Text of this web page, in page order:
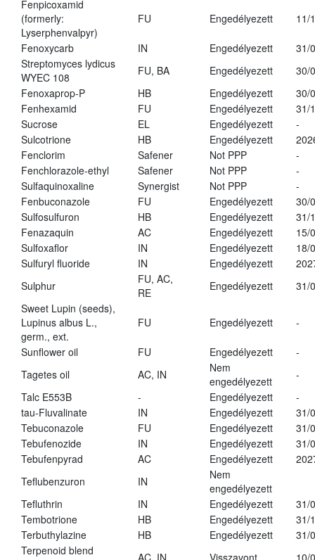
Fenpicoxamid
(formerly:
Lyserphenvalpyr)
FU Engedélyezett 11/
Fenoxycarb IN Engedélyezett
31/
Streptomyces lydicus
WYEC 108
FU, BA Engedélyezett
30/
Fenoxaprop-P
HB Engedélyezett
30/
Fenhexamid
FU Engedélyezett
31/
Sucrose
EL Engedélyezett
-
Sulcotrione
HB Engedélyezett
Fenclorim
Safener Not PPP
-
Fenchlorazole-ethyl
Safener Not PPP
-
Sulfaquinoxaline
Synergist Not PPP
-
Fenbuconazole
FU Engedélyezett
30/
Sulfosulfuron
HB Engedélyezett
31/
Fenazaquin
AC Engedélyezett
15/
Sulfoxaflor
IN Engedélyezett
18/
Sulfuryl fluoride
IN Engedélyezett
Sulphur
FU, AC,
RE
Engedélyezett
31/
Sweet Lupin (seeds),
Lupinus albus L.,
germ., ext.
FU Engedélyezett -
Sunflower oil FU Engedélyezett
-
Tagetes oil
AC, IN
Nem
engedélyezett
-
Talc E553B
- Engedélyezett
-
tau-Fluvalinate
IN Engedélyezett
31/
Tebuconazole
FU Engedélyezett
31/
Tebufenozide
IN Engedélyezett
31/
Tebufenpyrad
AC Engedélyezett
Teflubenzuron
IN
Nem
engedélyezett
Tefluthrin
IN Engedélyezett
31/
Tembotrione
HB Engedélyezett
31/
Terbuthylazine
HB Engedélyezett
31/
Terpenoid blend